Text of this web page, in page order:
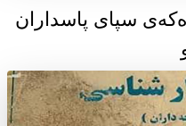
سپای پاسداران